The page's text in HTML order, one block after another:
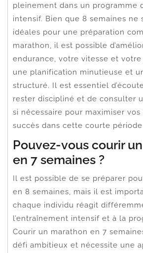
pleinement dans un programme
intensif. Bien que 8 semaines ne
idéales pour une préparation
marathon, il est possible
endurance, votre vitesse et
une planification minutieuse et
structuré. Il est essentiel
rester discipliné et de consulter
si nécessaire pour maximiser vos
succès dans cette courte
Pouvez-vous courir
en 7 semaines ?
Il est possible de se préparer
en 8 semaines, mais il est
chaque individu réagit
l’entraînement intensif et à la
Courir un marathon en 7
défi ambitieux et nécessite une